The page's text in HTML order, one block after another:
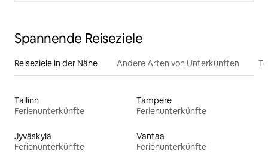
Spannende Reiseziele
Reiseziele in der Nähe Andere Arten von Unterkünften
Tallinn
Ferienunterkünfte
Tampere
Ferienunterkünfte
Jyväskylä
Ferienunterkünfte
Vantaa
Ferienunterkünfte